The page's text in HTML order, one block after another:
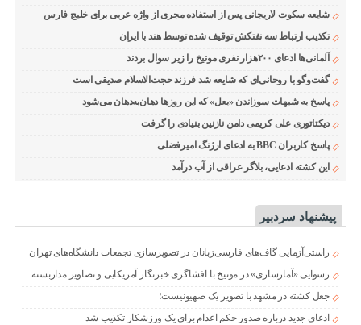
شایعه سکوت لاریجانی پس از استفاده مجری از واژه عربی برای خلیج فارس
تکذیب ارتباط سه نفتکش توقیف شده توسط هند با ایران
آلمانی‌ها ادعای ۲۰۰هزار نفری مونیخ را زیر سوال بردند
گفت‌وگو با روحانی‌ای که شایعه شد فرزند حجت‌الاسلام صدیقی است
پاسخ به شبهات سوزاندن «بعل» که این روزها دهان‌به‌دهان می‌شود
دیکتاتوری علی کریمی دامن نازنین بنیادی را گرفت
پاسخ کاربران BBC به ادعای ارژنگ امیرفضلی
این کشته ادعایی، بلاگر عراقی از آب درآمد
پیشنهاد سردبیر
راستی‌آزمایی گاف‌های فارسی‌زبانان در تصویرسازی تجمعات دانشگاه‌های تهران
رسوایی «آمارسازی» در مونیخ با افشاگری خبرنگار آمریکایی و تصاویر مداربسته
جعل کشته در مشهد با تصویر یک صهیونیست؛
ادعای جدید درباره صدور حکم اعدام برای یک ورزشکار تکذیب شد